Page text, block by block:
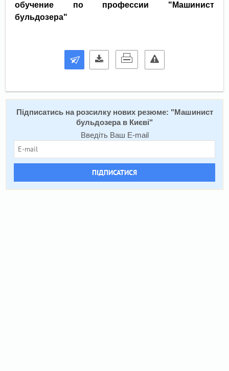
обучение по профессии "Машинист
бульдозера"
Підписатись на розсилку нових резюме: "Машинист
бульдозера в Києві"
Введіть Ваш E-mail
ПІДПИСАТИСЯ